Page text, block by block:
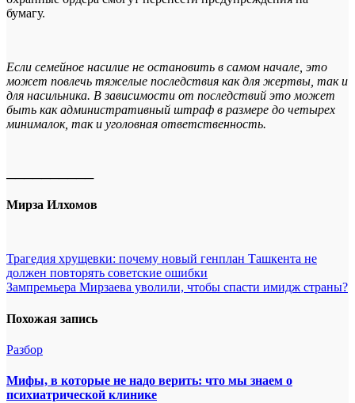
бумагу.
Если семейное насилие не остановить в самом начале, это
может повлечь тяжелые последствия как для жертвы, так и
для насильника. В зависимости от последствий это может
быть как административный штраф в размере до четырех
минималок, так и уголовная ответственность.
──────────
Мирза Илхомов
Навигация
по
Трагедия хрущевки: почему новый генплан Ташкента не
должен повторять советские ошибки
Зампремьера Мирзаева уволили, чтобы спасти имидж страны?
Похожая запись
Разбор
Мифы, в которые не надо верить: что мы знаем о
психиатрической клинике